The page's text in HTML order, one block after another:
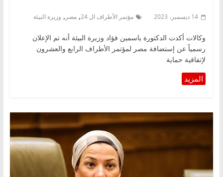
14 ديسمبر، 2023 مؤتمر الأطراف ال 24 , مصر , وزيرة البيئة
وكالات أكدت الدكتورة ياسمين فؤاد وزيرة البيئة أنه تم الإعلان
رسمياً عن إستضافة مصر لمؤتمر الأطراف الرابع والعشرون
لإتفاقیة حمایة